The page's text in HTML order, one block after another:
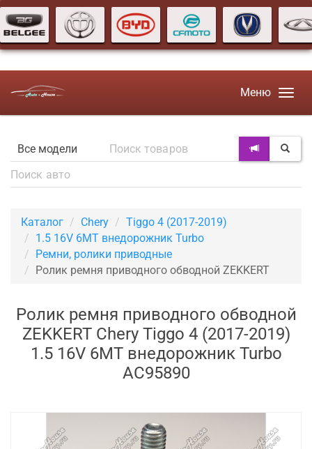
Меню
Каталог Chery
Tiggo 4 (2017-2019)
1.5 16V 6MT внедорожник Turbo
Ремни, ролики приводные
Ролик ремня приводного обводной ZEKKERT
Ролик ремня приводного обводной
ZEKKERT Chery Tiggo 4 (2017-2019)
1.5 16V 6MT внедорожник Turbo
AC95890